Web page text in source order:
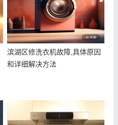
滨湖区修洗衣机故障,具体原因
和详细解决方法